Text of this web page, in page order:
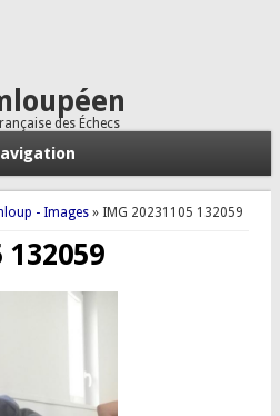
des Échecs
- Images» IMG 20231105 132059
132059